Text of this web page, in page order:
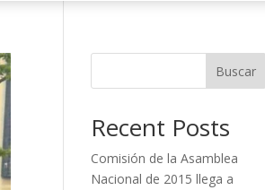
Buscar
Recent Posts
Comisión de la Asamblea
Nacional de 2015 llega a